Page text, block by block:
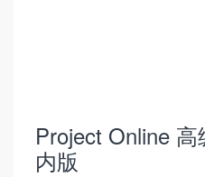
Project Online
内版